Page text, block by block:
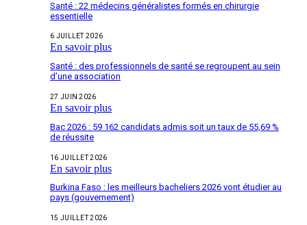
Santé : 22 médecins généralistes formés en chirurgie
essentielle
6 JUILLET 2026
En savoir plus
Santé : des professionnels de santé se regroupent au sein
d’une association
27 JUIN 2026
En savoir plus
Bac 2026 : 59 162 candidats admis soit un taux de 55,69 %
de réussite
16 JUILLET 2026
En savoir plus
Burkina Faso : les meilleurs bacheliers 2026 vont étudier au
pays (gouvernement)
15 JUILLET 2026